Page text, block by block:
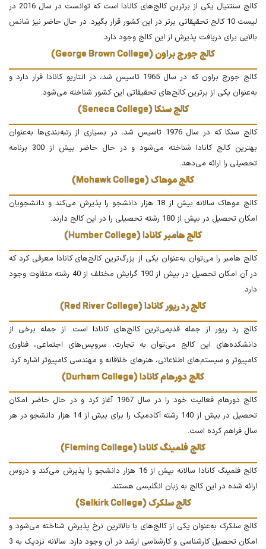
کالج سنتنیال یکی از برترین کالج‌های کانادا است که توانست در سال 2016 در
لیست 10 کالج تحقیقاتی برتر در این کشور قرار بگیرد. در حال حاضر نیز شانس
بالایی برای دریافت پذیرش از این کالج وجود دارد.
کالج جورج براون (George Brown College)
کالج جورج براون که در سال 1965 تاسیس شد، در انتاریو کانادا قرار دارد و
به‌عنوان یکی از برترین کالج‌های تحقیقاتی این کشور شناخته می‌شود.
کالج سنکا (Seneca College)
کالج سنکا که در سال 1976 تاسیس شد، در بسیاری از رتبه‌بندی‌ها به‌عنوان
بهترین کالج کانادا شناخته می‌شود و در حال حاضر بیش از 300 برنامه
تحصیلی را ارائه می‌دهد.
کالج موهاک (Mohawk College)
کالج موهاک سالانه بیش از 18 هزار دانشجو را پذیرش می‌کند و دانشجویان
امکان تحصیل در بیش از 180 رشته تحصیلی را در این کالج دارند.
کالج هامبر کانادا (Humber College)
کالج هامبر را می‌توان به‌عنوان یکی از بزرگ‌ترین کالج‌های کانادا معرفی کرد که
در آن امکان تحصیل در بیش از 190 گرایش مختلف از 40 رشته متفاوت وجود
دارد.
کالج رد ریور کانادا (Red River College)
کالج رد ریور از جمله قدیمی‌ترین کالج‌های کانادا است. از جمله برخی از
دانشکده‌های این کالج می‌توان به تجارت، سرویس‌های اجتماعی، فناوری
کامپیوتر و سیستم‌های اطلاعاتی، هنرهای خلاقانه و مهندسی کامپیوتر اشاره کرد.
کالج دورهام کانادا (Durham College)
کالج دورهام فعالیت خود را در سال 1967 آغاز کرد و در حال حاضر امکان
تحصیل در بیش از 140 رشته آکادمیک را برای بیش از 14 هزار دانشجو در هر
سال فراهم کرده است.
کالج فلمینگ کانادا (Fleming College)
کالج فلمینگ کانادا سالانه بیش از 16 هزار دانشجو را پذیرش می‌کند و دروس
ارائه شده در این کالج به زبان انگلیسی هستند.
کالج سلکرک (Selkirk College)
کالج سلکرک به‌عنوان یکی از کالج‌های با بالاترین نرخ پذیرش شناخته می‌شود و
امکان تحصیل کارشناسی و کارشناسی ارشد در آن وجود دارد. سالانه نزدیک به 3